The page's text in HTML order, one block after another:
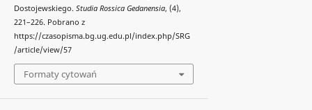
Dostojewskiego. Studia Rossica Gedanensia, (4),
221–226. Pobrano z
https://czasopisma.bg.ug.edu.pl/index.php/SRG
/article/view/57
Formaty cytowań